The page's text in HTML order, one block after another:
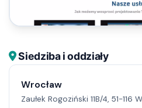
Siedziba i oddziały
Wrocław
Zaułek Rogoziński 11B/4, 51-116